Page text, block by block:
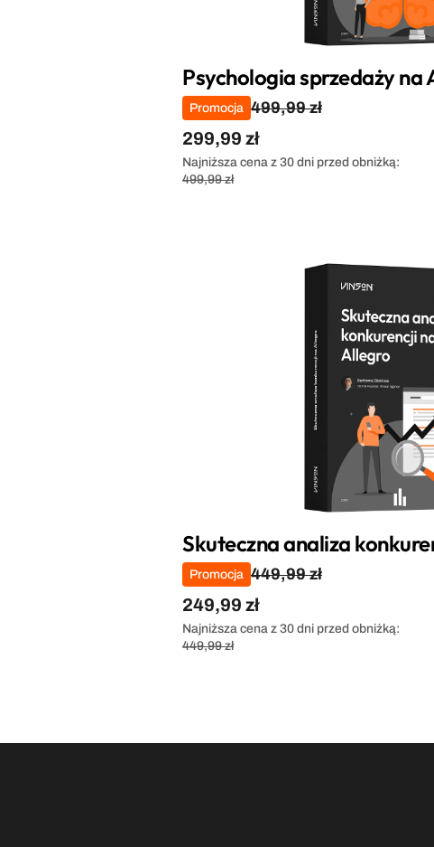
Psychologia sprzedaży na
Promocja 499,99 zł
299,99 zł
Najniższa cena z 30 dni przed obniżką:
499,99 zł
Skuteczna analiza
Promocja 449,99 zł
249,99 zł
Najniższa cena z 30 dni przed obniżką:
449,99 zł